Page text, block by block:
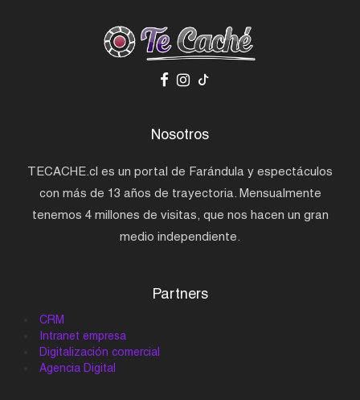
Nosotros
TECACHE.cl es un portal de Farándula y espectáculos
con más de 13 años de trayectoria. Mensualmente
tenemos 4 millones de visitas, que nos hacen un gran
medio independiente.
Partners
CRM
Intranet empresa
Digitalización comercial
Agencia Digital